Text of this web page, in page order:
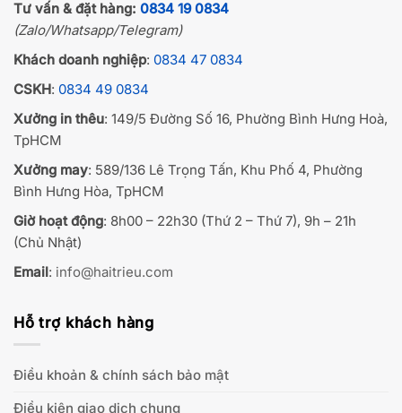
Tư vấn & đặt hàng: 0834 19 0834
(Zalo/Whatsapp/Telegram)
Khách doanh nghiệp: 0834 47 0834
CSKH: 0834 49 0834
Xưởng in thêu: 149/5 Đường Số 16, Phường Bình Hưng Hoà,
TpHCM
Xưởng may: 589/136 Lê Trọng Tấn, Khu Phố 4, Phường
Bình Hưng Hòa, TpHCM
Giờ hoạt động: 8h00 – 22h30 (Thứ 2 – Thứ 7), 9h – 21h
(Chủ Nhật)
Email: info@haitrieu.com
Hỗ trợ khách hàng
Điều khoản & chính sách bảo mật
Điều kiện giao dịch chung